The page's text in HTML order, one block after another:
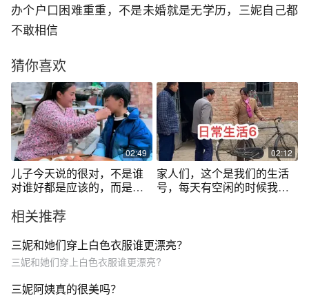
办个户口困难重重，不是未婚就是无学历，三妮自己都
不敢相信
猜你喜欢
02:49
儿子今天说的很对，不是谁
对谁好都是应该的，而是和
村生活 #情感 #懂事的孩子 #
乡村守护人 @DOU+小助手
@DOU+上热门
02:12
家人们，这个是我们的生活
号，每天有空闲的时候我会
人们 。 我们的主号@农村小
博卿 #巨野周三妮 #农村短剧
#日常生活 #童年回忆
相关推荐
三妮和她们穿上白色衣服谁更漂亮？
三妮和她们穿上白色衣服谁更漂亮?
三妮阿姨真的很美吗？